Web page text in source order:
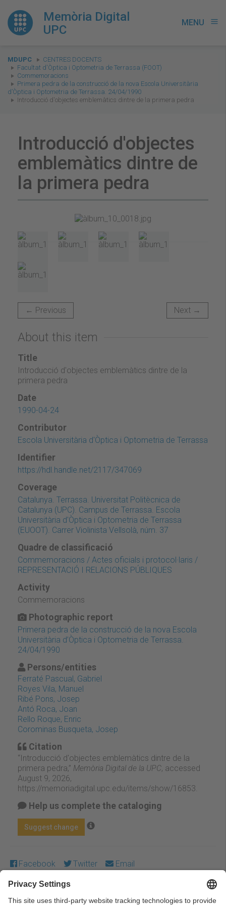
Memòria Digital
UPC
MENU menu
You
are
here:
MDUPC
CENTRES DOCENTS
Facultat d'Òptica i Optometria de Terrassa (FOOT)
Commemoracions
Primera pedra de la construcció de la nova Escola Universitària
d’Òptica i Optometria de Terrassa. 24/04/1990
Introducció d'objectes emblemàtics dintre de la primera pedra
Introducció d'objectes
emblemàtics dintre de
la primera pedra
← Previous Next →
About this item
Title
Introducció d'objectes emblemàtics dintre de la
primera pedra
Date
1990-04-24
Contributor
Escola Universitària d'Òptica i Optometria de Terrassa
Identifier
https://hdl.handle.net/2117/347069
Coverage
Catalunya. Terrassa. Universitat Politècnica de
Catalunya (UPC). Campus de Terrassa. Escola
Universitària d'Òptica i Optometria de Terrassa
(EUOOT). Carrer Violinista Vellsolà, núm. 37
Quadre de classificació
Commemoracions / Actes oficials i protocol·laris /
REPRESENTACIÓ I RELACIONS PÚBLIQUES
Activity
Commemoracions
Photographic report
Primera pedra de la construcció de la nova Escola
Universitària d’Òptica i Optometria de Terrassa.
24/04/1990
Persons/entities
Ferraté Pascual, Gabriel
Royes Vila, Manuel
Ribé Pons, Josep
Antó Roca, Joan
Rello Roque, Enric
Corominas Busqueta, Josep
Citation
“Introducció d'objectes emblemàtics dintre de la
primera pedra,” Memòria Digital de la UPC, accessed
August 9, 2026,
https://memoriadigital.upc.edu/items/show/16853
Help us complete the cataloging
Suggest change
Facebook Twitter Email